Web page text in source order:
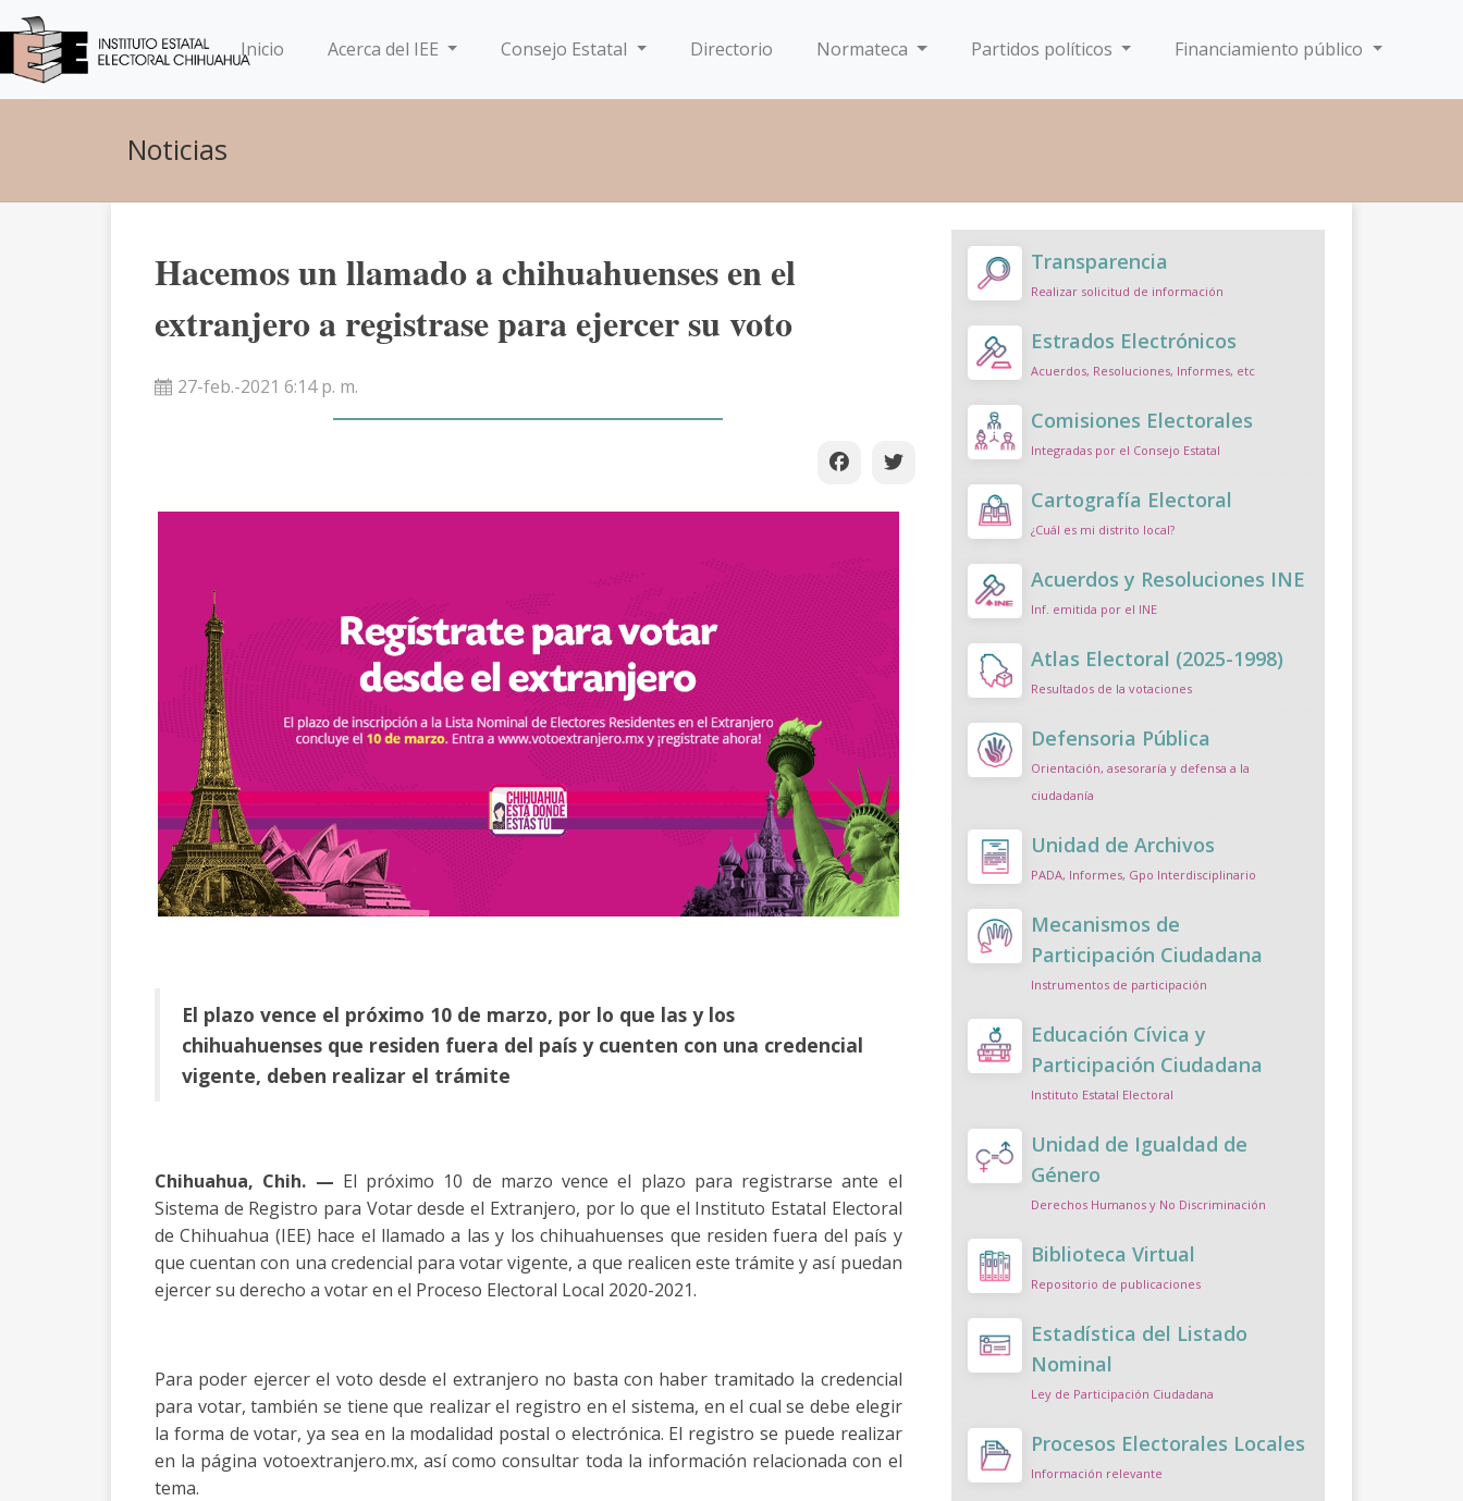
Inicio(current)Acerca del IEE Consejo Estatal Directorio Normateca Partidos políticos Financiamiento público
Noticias
Hacemos un llamado a chihuahuenses en el
extranjero a registrase para ejercer su voto
27-feb.-2021 6:14 p. m.
El plazo vence el próximo 10 de marzo, por lo que las y los
chihuahuenses que residen fuera del país y cuenten con una credencial
vigente, deben realizar el trámite
Chihuahua, Chih. — El próximo 10 de marzo vence el plazo para registrarse ante el
Sistema de Registro para Votar desde el Extranjero, por lo que el Instituto Estatal Electoral
de Chihuahua (IEE) hace el llamado a las y los chihuahuenses que residen fuera del país y
que cuentan con una credencial para votar vigente, a que realicen este trámite y así puedan
ejercer su derecho a votar en el Proceso Electoral Local 2020-2021.
Para poder ejercer el voto desde el extranjero no basta con haber tramitado la credencial
para votar, también se tiene que realizar el registro en el sistema, en el cual se debe elegir
la forma de votar, ya sea en la modalidad postal o electrónica. El registro se puede realizar
en la página votoextranjero.mx, así como consultar toda la información relacionada con el
tema.
Transparencia
Realizar solicitud de información
Estrados Electrónicos
Acuerdos, Resoluciones, Informes, etc
Comisiones Electorales
Integradas por el Consejo Estatal
Cartografía Electoral
¿Cuál es mi distrito local?
Acuerdos y Resoluciones INE
Inf. emitida por el INE
Atlas Electoral (2025-1998)
Resultados de la votaciones
Defensoria Pública
Orientación, asesoraría y defensa a la
ciudadanía
Unidad de Archivos
PADA, Informes, Gpo Interdisciplinario
Mecanismos de
Participación Ciudadana
Instrumentos de participación
Educación Cívica y
Participación Ciudadana
Instituto Estatal Electoral
Unidad de Igualdad de
Género
Derechos Humanos y No Discriminación
Biblioteca Virtual
Repositorio de publicaciones
Estadística del Listado
Nominal
Ley de Participación Ciudadana
Procesos Electorales Locales
Información relevante